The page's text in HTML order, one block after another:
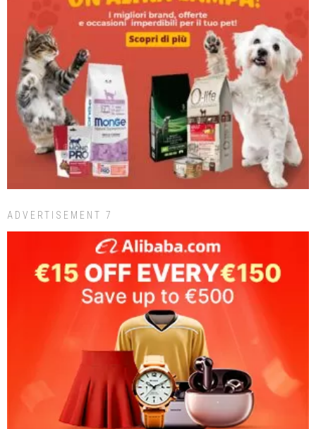
ADVERTISEMENT 7